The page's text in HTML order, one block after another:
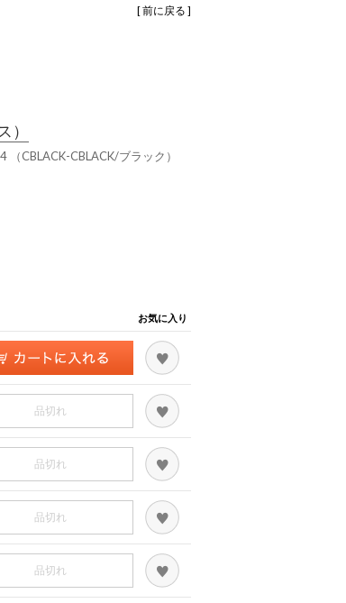
[ 前に戻る ]
）
CBLACK-CBLACK/ブラック）
お気に入り
品切れ
品切れ
品切れ
品切れ